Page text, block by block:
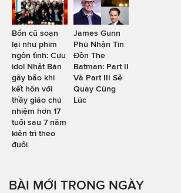
Bổn cũ soạn
lại như phim
ngôn tình: Cựu
idol Nhật Bản
gây bão khi
kết hôn với
thầy giáo chủ
nhiệm hơn 17
tuổi sau 7 năm
kiên trì theo
đuổi
James Gunn
Phủ Nhận Tin
Đồn The
Batman: Part II
Và Part III Sẽ
Quay Cùng
Lúc
BÀI MỚI TRONG NGÀY